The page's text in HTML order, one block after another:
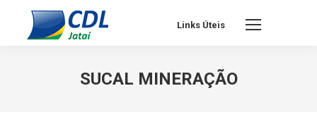
Links Úteis
SUCAL MINERAÇÃO